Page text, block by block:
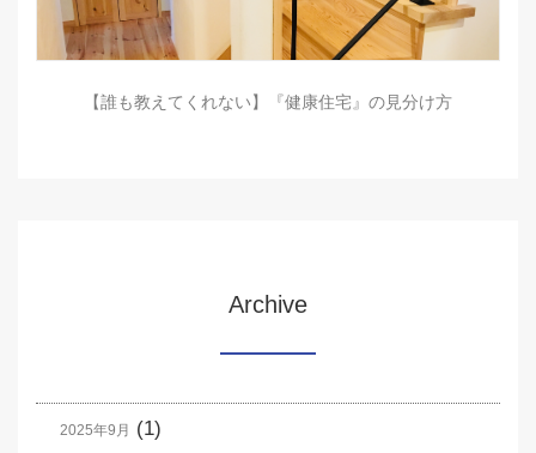
【誰も教えてくれない】『健康住宅』の見分け方
Archive
2025年9月 (1)